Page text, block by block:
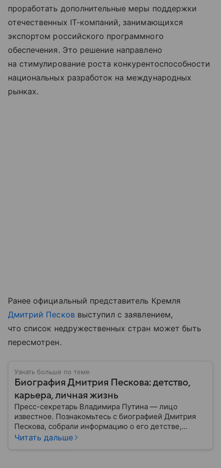
проработать дополнительные меры поддержки
отечественных IT-компаний, занимающихся
экспортом российского программного
обеспечения. Это решение направлено
на стимулирование роста конкурентоспособности
национальных разработок на международных
рынках.
Ранее официальный представитель Кремля
Дмитрий Песков выступил с заявлением,
что список недружественных стран может быть
пересмотрен.
Узнать больше по теме
Биография Дмитрия Пескова: детство,
карьера, личная жизнь
Пресс-секретарь Владимира Путина — лицо
известное. Познакомьтесь с биографией Дмитрия
Пескова, собрали информацию о его детстве,
карьере, личной жизни, наградах и политических
Читать дальше